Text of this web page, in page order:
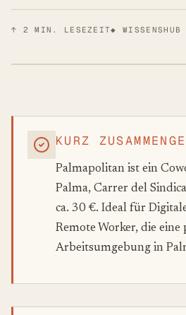
↑ 2 MIN. LESEZEIT◆ WISSENSHUB
KURZ
Palmapolitan ist ein
Palma, Carrer del
ca. 30 €. Ideal für
Remote Worker, die eine
Arbeitsumgebung in